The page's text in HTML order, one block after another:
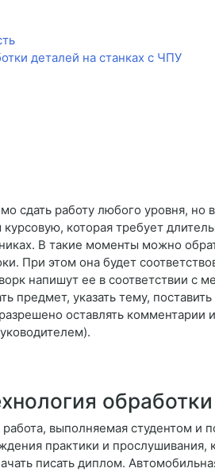
деталей на станках с ЧПУ
сдать работу любого уровня, но
которая требует
В такие моменты можно
При этом она будет
напишут ее в соответствии с
предмет, указать тему,
оставлять
выполняемая студентом и
практики и прослушивания,
писать диплом.